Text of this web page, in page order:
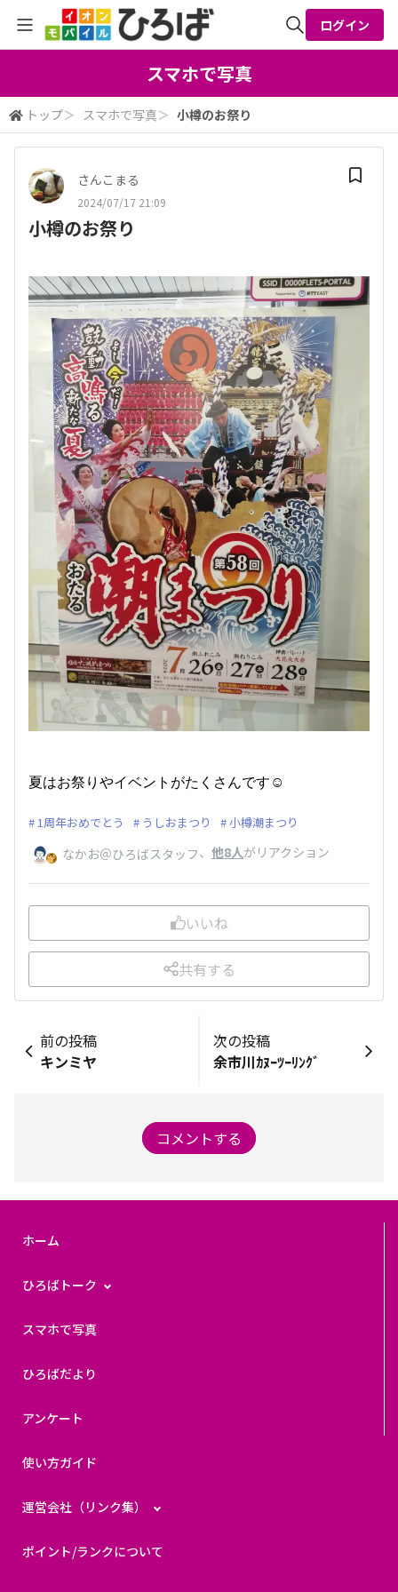
検索
ログイン
スマホで写真
トップ＞ スマホで写真＞ 小樽のお祭り
さんこまる
2024/07/17 21:09
小樽のお祭り
夏はお祭りやイベントがたくさんです☺️
1周年おめでとう うしおまつり 小樽潮まつり
なかお＠ひろばスタッフ、 他8人がリアクション
いいね
共有する
前の投稿
キンミヤ
次の投稿
余市川ｶﾇｰﾂｰﾘﾝｸﾞ
コメントする
ホーム
ひろばトーク
スマホで写真
ひろばだより
アンケート
使い方ガイド
運営会社（リンク集）
ポイント/ランクについて